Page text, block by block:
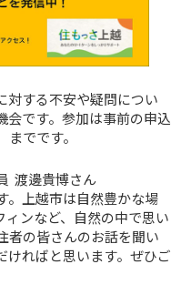
対する不安や疑問につい
会です。参加は事前の申込
でです。
渡邊貴博さん
。上越市は自然豊かな場
ンなど、自然の中で思い
者の皆さんのお話を聞い
ければと思います。ぜひご